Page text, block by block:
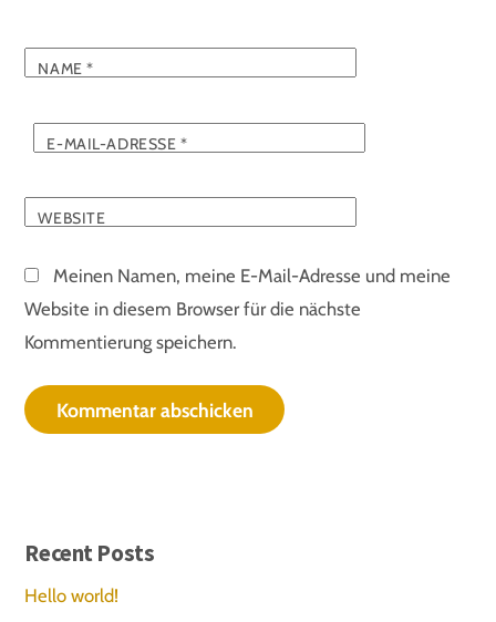
NAME*
E-MAIL-ADRESSE *
WEBSITE
Meinen Namen, meine E-Mail-Adresse und meine
Website in diesem Browser für die nächste
Kommentierung speichern.
Recent Posts
Hello world!